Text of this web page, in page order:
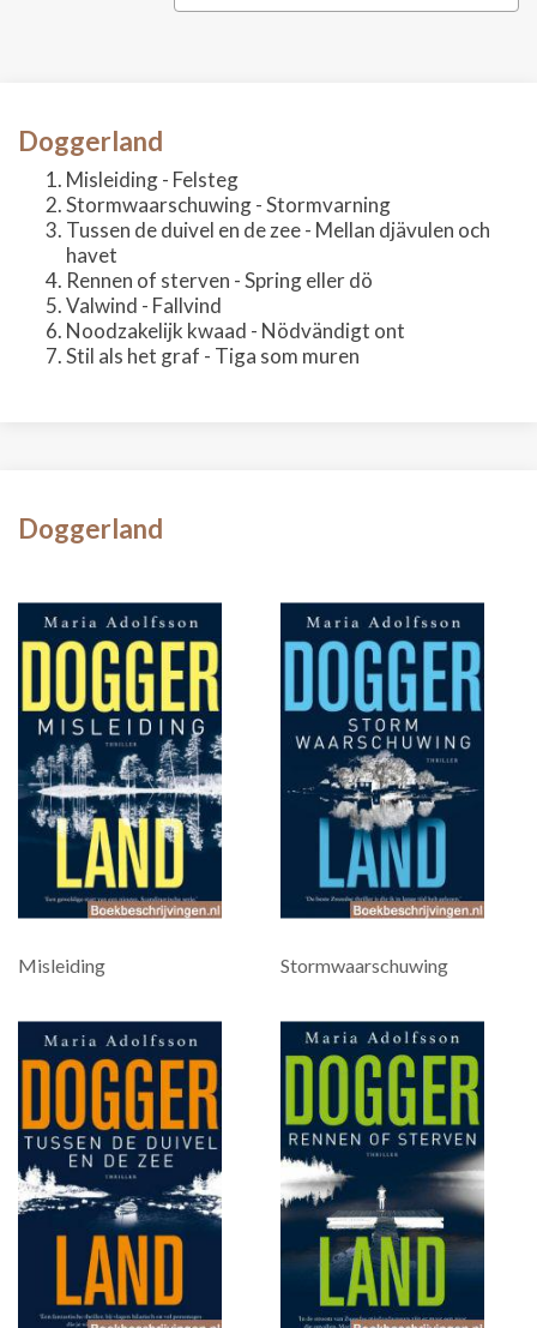
Doggerland
Misleiding - Felsteg
Stormwaarschuwing - Stormvarning
Tussen de duivel en de zee - Mellan djävulen och
havet
Rennen of sterven - Spring eller dö
Valwind - Fallvind
Noodzakelijk kwaad - Nödvändigt ont
Stil als het graf - Tiga som muren
Doggerland
Misleiding Stormwaarschuwing